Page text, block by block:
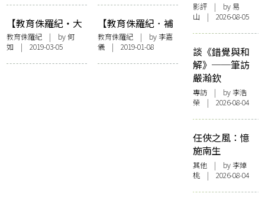
【教育侏羅紀・大
學風波】烽火飄搖
蔡元培
教育侏羅紀 | by何
如 | 2019-03-05
【教育侏羅紀．補
習】療癒的可能
教育侏羅紀| by 李嘉
儀 | 2019-01-08
影評 | by 易
山 | 2026-08-05
談《錯覺與和
解》──筆訪
嚴瀚欽
專訪 | by 李浩
榮 | 2026-08-04
任俠之風：憶
施南生
其他 | by 李焯
桃 | 2026-08-04